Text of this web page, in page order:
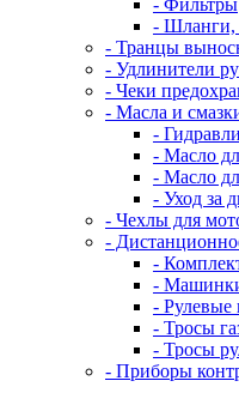
- Шланги,
- Транцы
- Удлинители
- Чеки
- Масла и
-
- Масло
- Масло
- Уход за
- Чехлы для
-
-
- Машинки
- Рулевые
- Тросы
- Тросы
- Приборы